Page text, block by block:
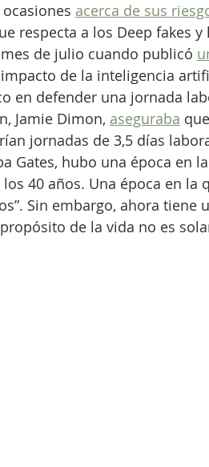
acerca de sus
respecta a los Deep fakes
de julio cuando publicó
de la inteligencia
en defender una jornada
Jamie Dimon, aseguraba
jornadas de 3,5 días
Gates, hubo una época en
40 años. Una época en
Sin embargo, ahora
de la vida no es